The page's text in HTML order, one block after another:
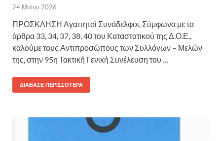
24 Μαΐου 2026
ΠΡΟΣΚΛΗΣΗ Αγαπητοί Συνάδελφοι, Σύμφωνα με τα
άρθρα 33, 34, 37, 38, 40 του Καταστατικού της Δ.Ο.Ε.,
καλούμε τους Αντιπροσώπους των Συλλόγων – Μελών
της, στην 95η Τακτική Γενική Συνέλευση του …
ΔΙΆΒΑΣΕ ΠΕΡΙΣΣΌΤΕΡΑ